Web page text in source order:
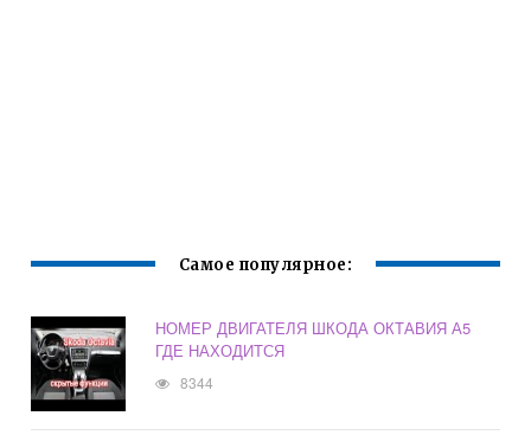
Самое популярное:
НОМЕР ДВИГАТЕЛЯ ШКОДА ОКТАВИЯ А5
ГДЕ НАХОДИТСЯ
8344